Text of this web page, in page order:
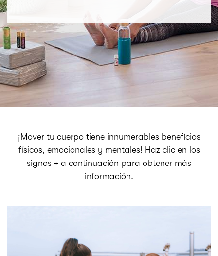
¡Mover tu cuerpo tiene innumerables beneficios
físicos, emocionales y mentales! Haz clic en los
signos + a continuación para obtener más
información.